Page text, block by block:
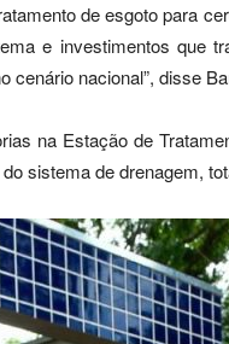
de esgoto para
e investimentos que
cenário nacional”, disse
na Estação de
sistema de drenagem,